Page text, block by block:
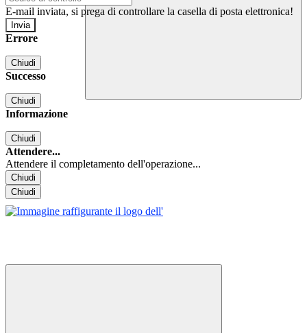
E-mail inviata, si prega di controllare la casella di posta elettronica!
Errore
Chiudi
Successo
Chiudi
Informazione
Chiudi
Attendere...
Attendere il completamento dell'operazione...
Chiudi
Chiudi